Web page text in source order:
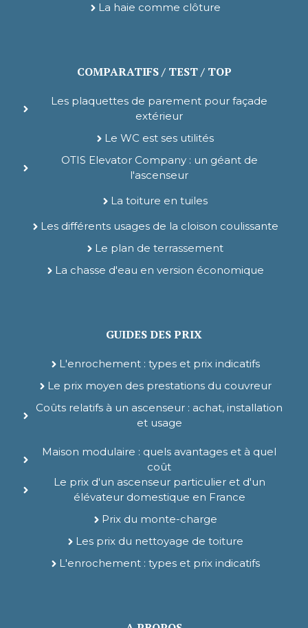
La haie comme clôture
COMPARATIFS / TEST / TOP
Les plaquettes de parement pour façade
extérieur
Le WC est ses utilités
OTIS Elevator Company : un géant de
l'ascenseur
La toiture en tuiles
Les différents usages de la cloison coulissante
Le plan de terrassement
La chasse d'eau en version économique
GUIDES DES PRIX
L'enrochement : types et prix indicatifs
Le prix moyen des prestations du couvreur
Coûts relatifs à un ascenseur : achat, installation
et usage
Maison modulaire : quels avantages et à quel
coût
Le prix d'un ascenseur particulier et d'un
élévateur domestique en France
Prix du monte-charge
Les prix du nettoyage de toiture
L'enrochement : types et prix indicatifs